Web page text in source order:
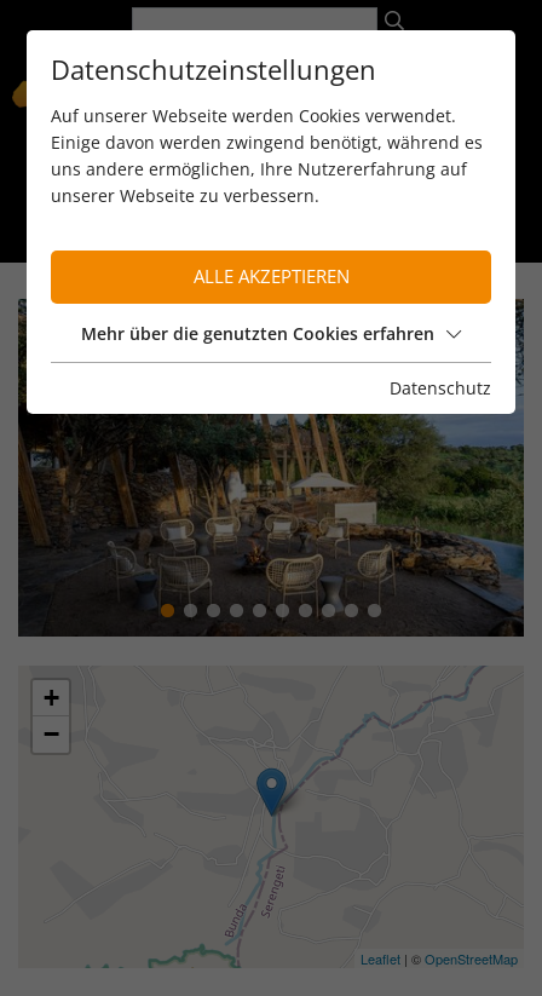
089 / 8 11 90 15
+
−
Leaflet | ©OpenStreetMap
Datenschutzeinstellungen
Auf unserer Webseite werden Cookies verwendet.
Einige davon werden zwingend benötigt, während es
uns andere ermöglichen, Ihre Nutzererfahrung auf
unserer Webseite zu verbessern.
ALLE AKZEPTIEREN
Mehr über die genutzten Cookies erfahren
Datenschutz